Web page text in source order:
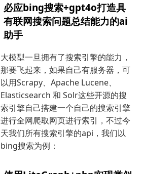
必应bing搜索+gpt4o打造具
有联网搜索问题总结能力的ai
助手
大模型一旦拥有了搜索引擎的能力，
那要飞起来，如果自己有服务器，可
以用Scrapy、Apache Lucene、
Elasticsearch 和 Solr这些开源的搜
索引擎自己搭建一个自己的搜索引擎
进行全网爬取网页进行索引，不过今
天我们所有搜索引擎的api，我们以
bing搜索为例：